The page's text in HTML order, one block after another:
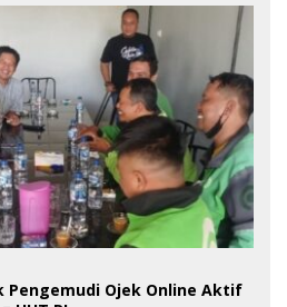
Pengemudi Ojek Online Aktif